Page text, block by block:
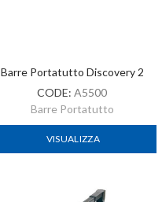
Barre Portatutto Discovery 2
CODE: A5500
Barre Portatutto
VISUALIZZA